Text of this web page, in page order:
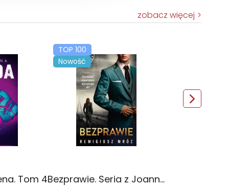
zobacz więcej
Tom 4
TOP 100
Nowość
Bezprawie. Seria z Joanną Chyłką. Tom 20